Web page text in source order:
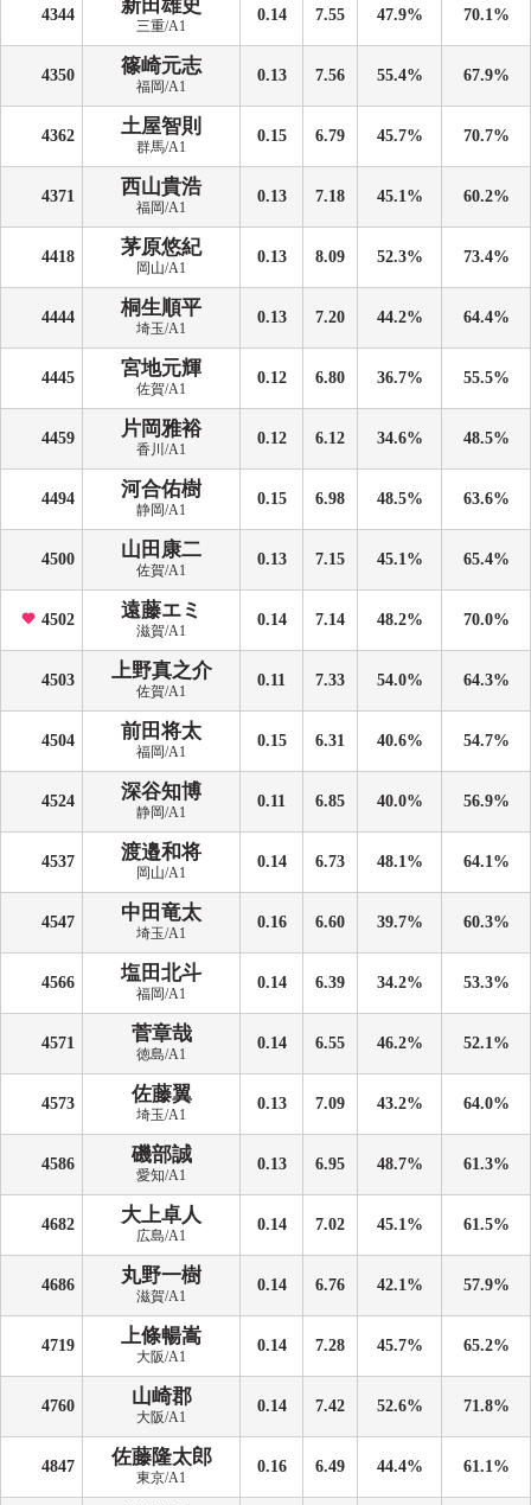
4344 新田雄史
三重/A1
0.14 7.55 47.9% 70.1%
4350 篠崎元志
福岡/A1
0.13 7.56 55.4% 67.9%
4362 土屋智則
群馬/A1
0.15 6.79 45.7% 70.7%
4371 西山貴浩
福岡/A1
0.13 7.18 45.1% 60.2%
4418 茅原悠紀
岡山/A1
0.13 8.09 52.3% 73.4%
4444 桐生順平
埼玉/A1
0.13 7.20 44.2% 64.4%
4445 宮地元輝
佐賀/A1
0.12 6.80 36.7% 55.5%
4459 片岡雅裕
香川/A1
0.12 6.12 34.6% 48.5%
4494 河合佑樹
静岡/A1
0.15 6.98 48.5% 63.6%
4500 山田康二
佐賀/A1
0.13 7.15 45.1% 65.4%
4502 遠藤エミ
滋賀/A1
0.14 7.14 48.2% 70.0%
4503 上野真之介
佐賀/A1
0.11 7.33 54.0% 64.3%
4504 前田将太
福岡/A1
0.15 6.31 40.6% 54.7%
4524 深谷知博
静岡/A1
0.11 6.85 40.0% 56.9%
4537 渡邉和将
岡山/A1
0.14 6.73 48.1% 64.1%
4547 中田竜太
埼玉/A1
0.16 6.60 39.7% 60.3%
4566 塩田北斗
福岡/A1
0.14 6.39 34.2% 53.3%
4571 菅章哉
徳島/A1
0.14 6.55 46.2% 52.1%
4573 佐藤翼
埼玉/A1
0.13 7.09 43.2% 64.0%
4586 磯部誠
愛知/A1
0.13 6.95 48.7% 61.3%
4682 大上卓人
広島/A1
0.14 7.02 45.1% 61.5%
4686 丸野一樹
滋賀/A1
0.14 6.76 42.1% 57.9%
4719 上條暢嵩
大阪/A1
0.14 7.28 45.7% 65.2%
4760 山崎郡
大阪/A1
0.14 7.42 52.6% 71.8%
4847 佐藤隆太郎
東京/A1
0.16 6.49 44.4% 61.1%